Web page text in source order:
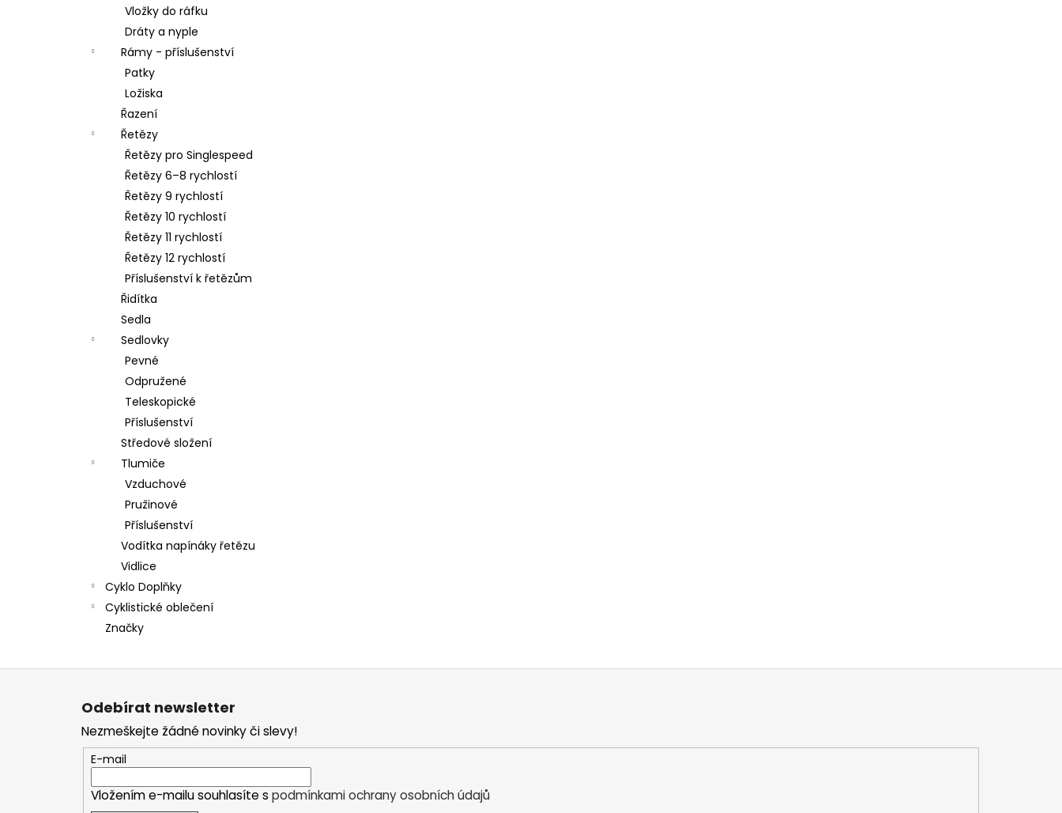
Vložky do ráfku
Dráty a nyple
Rámy - příslušenství
Patky
Ložiska
Řazení
Řetězy
Řetězy pro Singlespeed
Řetězy 6–8 rychlostí
Řetězy 9 rychlostí
Řetězy 10 rychlostí
Řetězy 11 rychlostí
Řetězy 12 rychlostí
Příslušenství k řetězům
Řidítka
Sedla
Sedlovky
Pevné
Odpružené
Teleskopické
Příslušenství
Středové složení
Tlumiče
Vzduchové
Pružinové
Příslušenství
Vodítka napínáky řetězu
Vidlice
Cyklo Doplňky
Cyklistické oblečení
Značky
Z
Odebírat newsletter
Nezmeškejte žádné novinky či slevy!
E-mail
Vložením e-mailu souhlasíte s podmínkami ochrany osobních údajů